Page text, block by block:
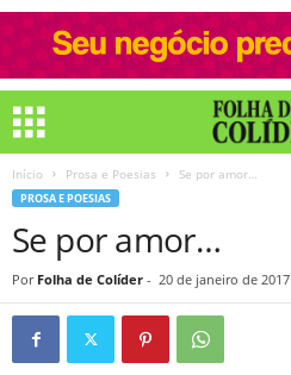
Início Prosa e Poesias Se por amor…
PROSA E POESIAS
Se por amor…
Por Folha de Colíder - 20 de janeiro de 2017